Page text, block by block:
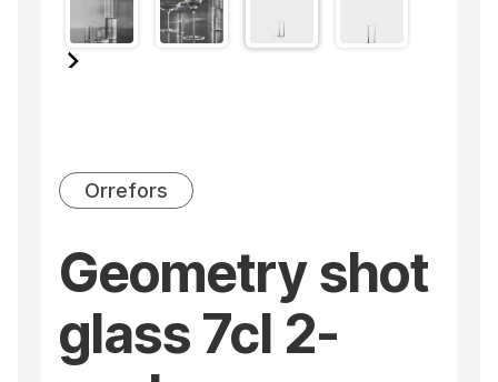
Orrefors
Geometry shot
glass 7cl 2-